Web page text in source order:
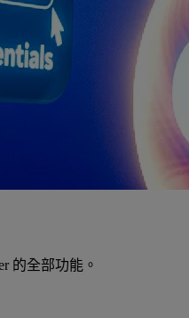
的全部功能。